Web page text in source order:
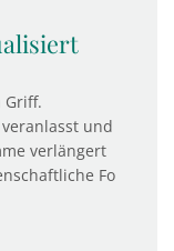
Griff.
und
verlängert
Fo